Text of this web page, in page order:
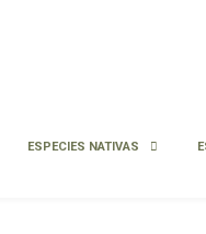
ESPECIES NATIVAS